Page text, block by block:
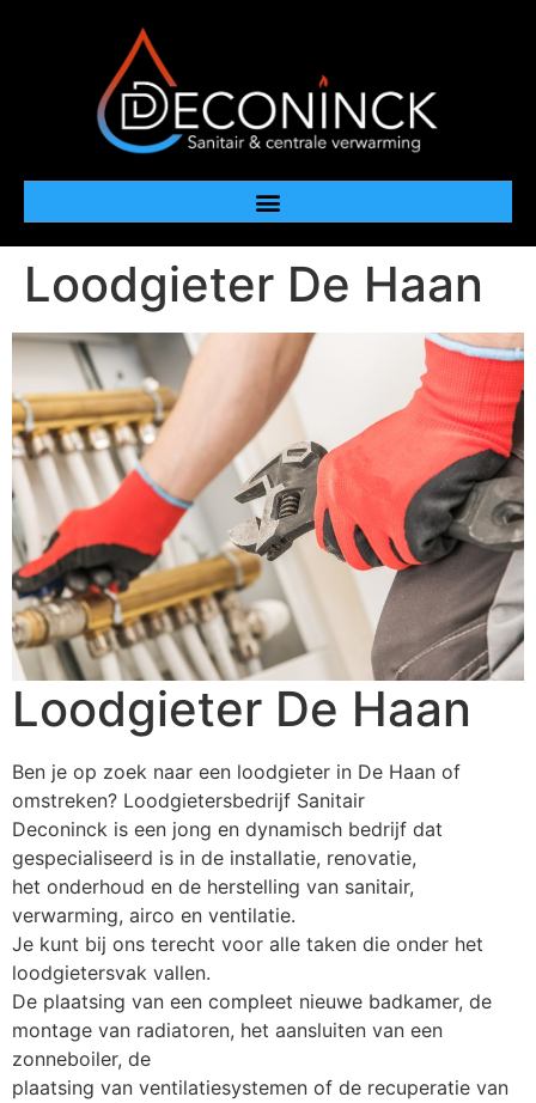
Loodgieter De Haan
Loodgieter De Haan
Ben je op zoek naar een loodgieter in De Haan of
omstreken? Loodgietersbedrijf Sanitair
Deconinck is een jong en dynamisch bedrijf dat
gespecialiseerd is in de installatie, renovatie,
het onderhoud en de herstelling van sanitair,
verwarming, airco en ventilatie.
Je kunt bij ons terecht voor alle taken die onder het
loodgietersvak vallen.
De plaatsing van een compleet nieuwe badkamer, de
montage van radiatoren, het aansluiten van een
zonneboiler, de
plaatsing van ventilatiesystemen of de recuperatie van